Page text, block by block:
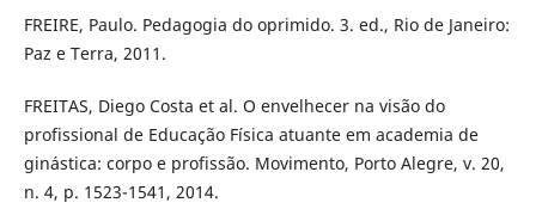
FREIRE, Paulo. Pedagogia do oprimido. 3. ed., Rio de Janeiro:
Paz e Terra, 2011.
FREITAS, Diego Costa et al. O envelhecer na visão do
profissional de Educação Física atuante em academia de
ginástica: corpo e profissão. Movimento, Porto Alegre, v. 20,
n. 4, p. 1523-1541, 2014.